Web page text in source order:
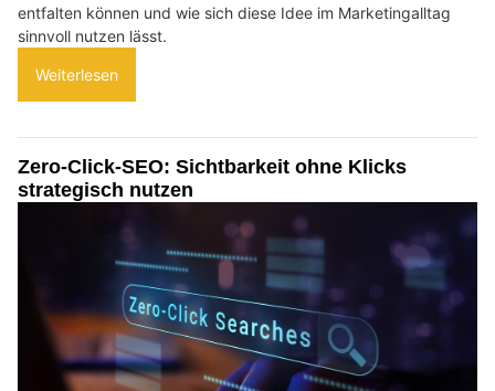
entfalten können und wie sich diese Idee im Marketingalltag
sinnvoll nutzen lässt.
Weiterlesen
Zero-Click-SEO: Sichtbarkeit ohne Klicks
strategisch nutzen